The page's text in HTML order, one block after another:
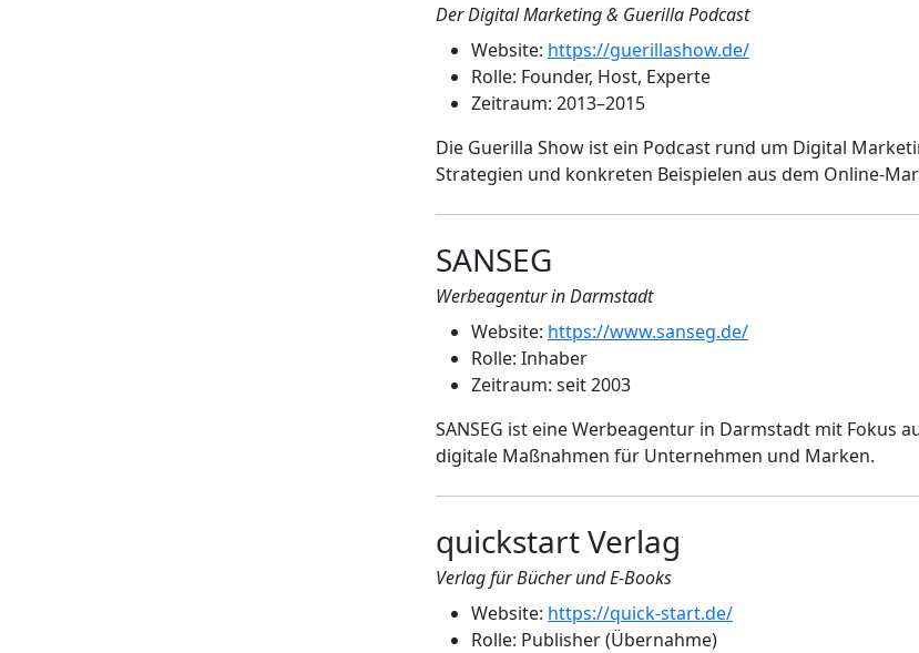
Der Digital Marketing & Guerilla Podcast
Website: https://guerillashow.de/
Rolle: Founder, Host, Experte
Zeitraum: 2013–2015
Die Guerilla Show ist ein Podcast rund um Digital
Strategien und konkreten Beispielen aus dem Online-
SANSEG
Werbeagentur in Darmstadt
Website: https://www.sanseg.de/
Rolle: Inhaber
Zeitraum: seit 2003
SANSEG ist eine Werbeagentur in Darmstadt mit Fokus
digitale Maßnahmen für Unternehmen und Marken.
quickstart Verlag
Verlag für Bücher und E-Books
Website: https://quick-start.de/
Rolle: Publisher (Übernahme)